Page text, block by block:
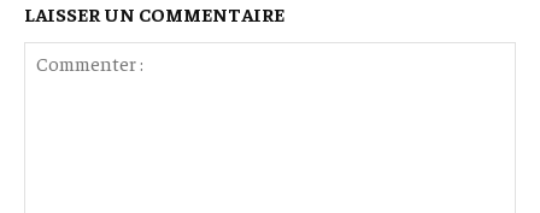
LAISSER UN COMMENTAIRE